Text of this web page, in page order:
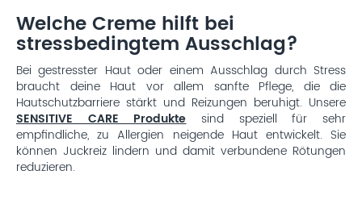
Welche Creme hilft bei
stressbedingtem Ausschlag?
Bei gestresster Haut oder einem Ausschlag durch Stress
braucht deine Haut vor allem sanfte Pflege, die die
Hautschutzbarriere stärkt und Reizungen beruhigt. Unsere
SENSITIVE CARE Produktesind speziell für sehr
empfindliche, zu Allergien neigende Haut entwickelt. Sie
können Juckreiz lindern und damit verbundene Rötungen
reduzieren.